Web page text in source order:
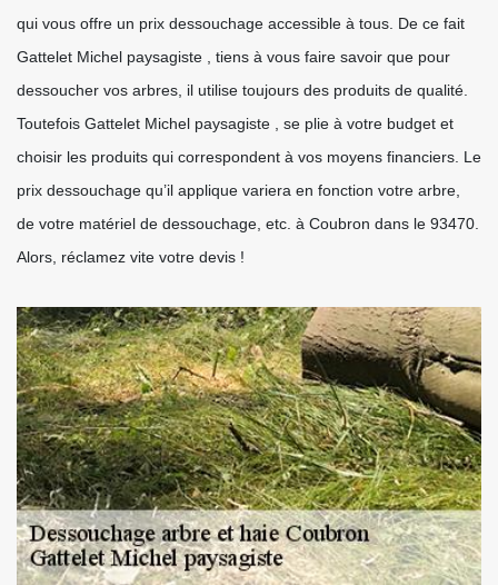
qui vous offre un prix dessouchage accessible à tous. De ce fait
Gattelet Michel paysagiste , tiens à vous faire savoir que pour
dessoucher vos arbres, il utilise toujours des produits de qualité.
Toutefois Gattelet Michel paysagiste , se plie à votre budget et
choisir les produits qui correspondent à vos moyens financiers. Le
prix dessouchage qu’il applique variera en fonction votre arbre,
de votre matériel de dessouchage, etc. à Coubron dans le 93470.
Alors, réclamez vite votre devis !